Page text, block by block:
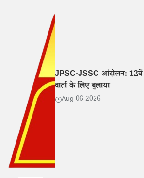
JPSC-JSSC आंदोलन: 12वें
वार्ता के लिए बुलाया
Aug 06 2026